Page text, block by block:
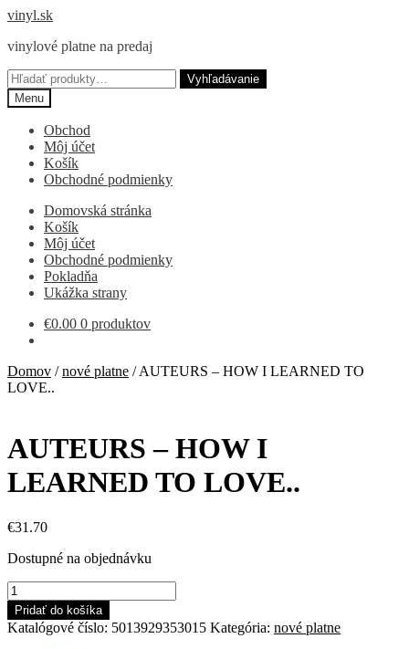
Preskočiť
navigáciu
Preskočiť
obsah
vinyl.sk
vinylové platne na predaj
Hľadať:
Vyhľadávanie
Menu
Obchod
Môj účet
Košík
Obchodné podmienky
Domovská stránka
Košík
Môj účet
Obchodné podmienky
Pokladňa
Ukážka strany
€0.00 0 produktov
Domov /nové platne /AUTEURS – HOW I LEARNED TO
LOVE..
AUTEURS – HOW I
LEARNED TO LOVE..
€31.70
Dostupné na objednávku
množstvo
AUTEURS
-
HOW
Pridať do košíka
Katalógové číslo: 5013929353015 Kategória: nové platne